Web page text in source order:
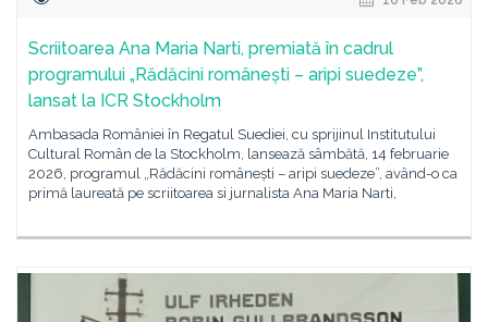
Scriitoarea Ana Maria Narti, premiată în cadrul
programului „Rădăcini românești – aripi suedeze”,
lansat la ICR Stockholm
Ambasada României în Regatul Suediei, cu sprijinul Institutului
Cultural Român de la Stockholm, lansează sâmbătă, 14 februarie
2026, programul „Rădăcini românești – aripi suedeze”, având-o ca
primă laureată pe scriitoarea si jurnalista Ana Maria Narti,